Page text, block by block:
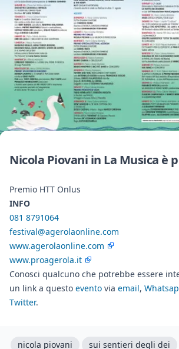
Nicola Piovani in La Musica è
Premio HTT Onlus
INFO
081 8791064
festival@agerolaonline.com
www.agerolaonline.com
www.proagerola.it
Conosci qualcuno che potrebbe essere
un link a questo evento via email,
Twitter.
nicola piovani
sui sentieri degli dei